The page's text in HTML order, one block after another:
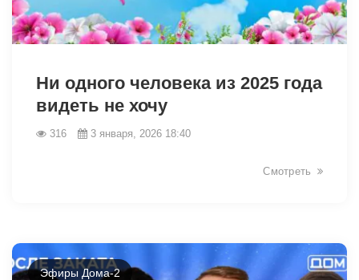
Ни одного человека из 2025 года
видеть не хочу
316 3 января, 2026 18:40
Смотреть
Эфиры Дома-2